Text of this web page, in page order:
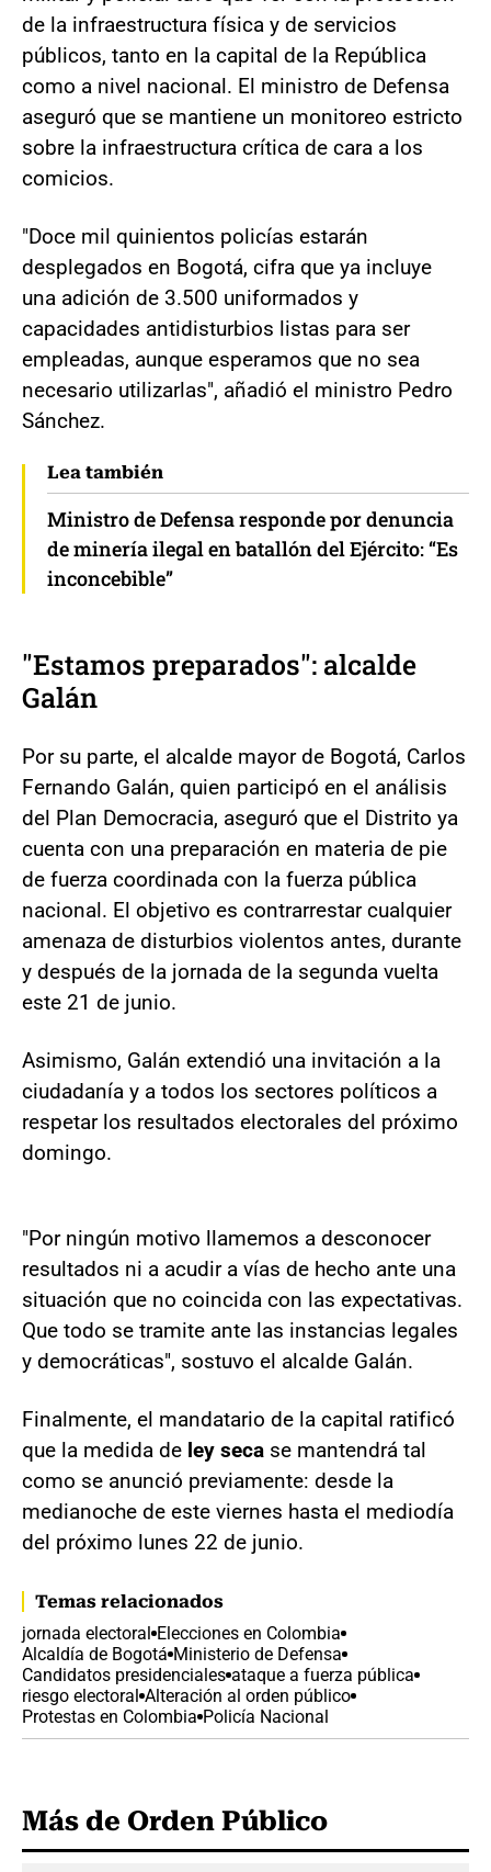
de la infraestructura física y de servicios
públicos, tanto en la capital de la República
como a nivel nacional. El ministro de Defensa
aseguró que se mantiene un monitoreo estricto
sobre la infraestructura crítica de cara a los
comicios.
"Doce mil quinientos policías estarán
desplegados en Bogotá, cifra que ya incluye
una adición de 3.500 uniformados y
capacidades antidisturbios listas para ser
empleadas, aunque esperamos que no sea
necesario utilizarlas", añadió el ministro Pedro
Sánchez.
Lea también
Ministro de Defensa responde por denuncia
de minería ilegal en batallón del Ejército: “Es
inconcebible”
"Estamos preparados": alcalde
Galán
Por su parte, el alcalde mayor de Bogotá, Carlos
Fernando Galán, quien participó en el análisis
del Plan Democracia, aseguró que el Distrito ya
cuenta con una preparación en materia de pie
de fuerza coordinada con la fuerza pública
nacional. El objetivo es contrarrestar cualquier
amenaza de disturbios violentos antes, durante
y después de la jornada de la segunda vuelta
este 21 de junio.
Asimismo, Galán extendió una invitación a la
ciudadanía y a todos los sectores políticos a
respetar los resultados electorales del próximo
domingo.
"Por ningún motivo llamemos a desconocer
resultados ni a acudir a vías de hecho ante una
situación que no coincida con las expectativas.
Que todo se tramite ante las instancias legales
y democráticas", sostuvo el alcalde Galán.
Finalmente, el mandatario de la capital ratificó
que la medida de ley seca se mantendrá tal
como se anunció previamente: desde la
medianoche de este viernes hasta el mediodía
del próximo lunes 22 de junio.
Temas relacionados
jornada electoral Elecciones en Colombia
Alcaldía de Bogotá Ministerio de Defensa
Candidatos presidenciales ataque a fuerza pública
riesgo electoral Alteración al orden público
Protestas en Colombia Policía Nacional
Más de Orden Público